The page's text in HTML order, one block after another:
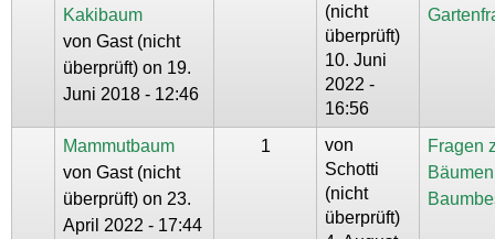
Kakibaum
von Gast (nicht
überprüft) on 19.
Juni 2018 - 12:46
(nicht
überprüft)
10. Juni
2022 -
16:56
Mammutbaum
von Gast (nicht
überprüft) on 23.
April 2022 - 17:44
1
von
Schotti
(nicht
überprüft)
Fragen